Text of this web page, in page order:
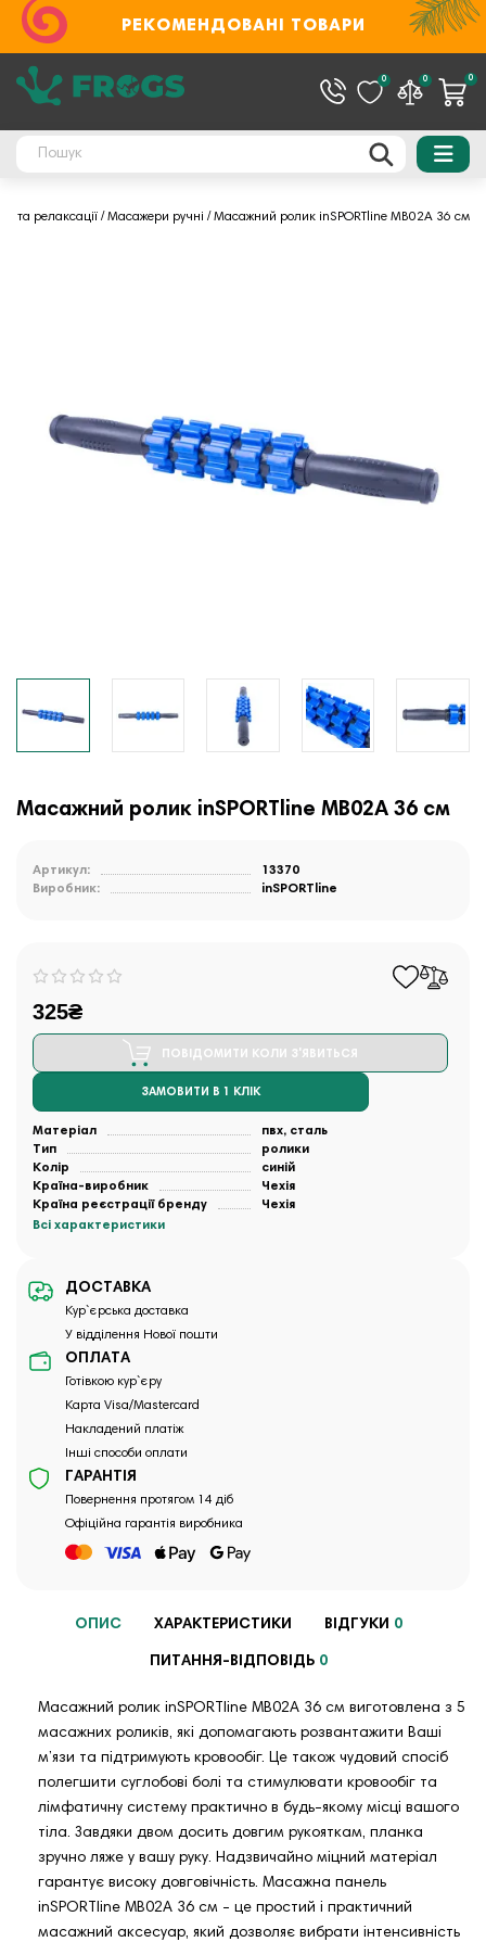
РЕКОМЕНДОВАНІ ТОВАРИ
0 0 0
та релаксації Масажери ручні Масажний ролик inSPORTline MB02A 36 см
Масажний ролик inSPORTline MB02A 36 см
Артикул:
13370
Виробник:
inSPORTline
325₴
ПОВІДОМИТИ КОЛИ З'ЯВИТЬСЯ
ЗАМОВИТИ В 1 КЛІК
Матеріал
пвх, сталь
Тип
ролики
Колір
синій
Країна-виробник
Чехія
Країна реєстрації бренду
Чехія
Всі характеристики
ДОСТАВКА
Кур`єрська доставка
У відділення Нової пошти
ОПЛАТА
Готівкою кур`єру
Карта Visa/Mastercard
Накладений платіж
Інші способи оплати
ГАРАНТІЯ
Повернення протягом 14 діб
Офіційна гарантія виробника
ОПИС ХАРАКТЕРИСТИКИ ВІДГУКИ 0
ПИТАННЯ-ВІДПОВІДЬ 0
Масажний ролик inSPORTline MB02A 36 см виготовлена ​​з 5
масажних роликів, які допомагають розвантажити Ваші
м’язи та підтримують кровообіг. Це також чудовий спосіб
полегшити суглобові болі та стимулювати кровообіг та
лімфатичну систему практично в будь-якому місці вашого
тіла. Завдяки двом досить довгим рукояткам, планка
зручно ляже у вашу руку. Надзвичайно міцний матеріал
гарантує високу довговічність. Масажна панель
inSPORTline MB02A 36 см - це простий і практичний
масажний аксесуар, який дозволяє вибрати інтенсивність